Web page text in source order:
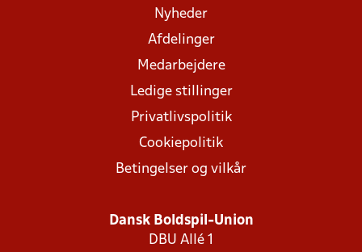
Nyheder
Afdelinger
Medarbejdere
Ledige stillinger
Privatlivspolitik
Cookiepolitik
Betingelser og vilkår
Dansk Boldspil-Union
DBU Allé 1